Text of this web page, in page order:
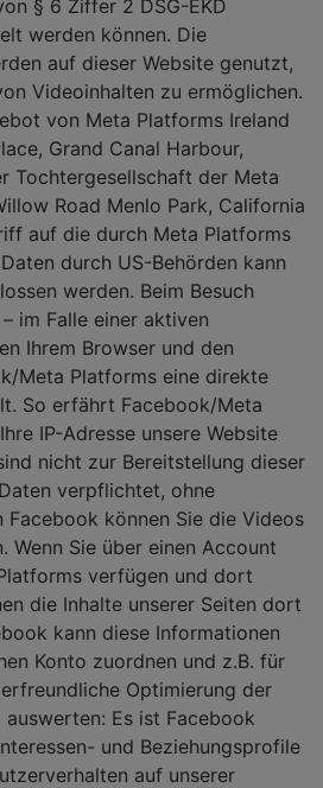
§ 6 Ziffer 2 DSG-EKD
werden können. Die
auf dieser Website genutzt,
Videoinhalten zu ermöglichen.
von Meta Platforms Ireland
Grand Canal Harbour,
Tochtergesellschaft der Meta
Road Menlo Park, California
auf die durch Meta Platforms
durch US-Behörden kann
werden. Beim Besuch
im Falle einer aktiven
Ihrem Browser und den
Meta Platforms eine direkte
So erfährt Facebook/Meta
IP-Adresse unsere Website
nicht zur Bereitstellung dieser
verpflichtet, ohne
Facebook können Sie die Videos
Wenn Sie über einen Account
verfügen und dort
die Inhalte unserer Seiten dort
kann diese Informationen
Konto zuordnen und z.B. für
Optimierung der
Es ist Facebook
und Beziehungsprofile
auf unserer